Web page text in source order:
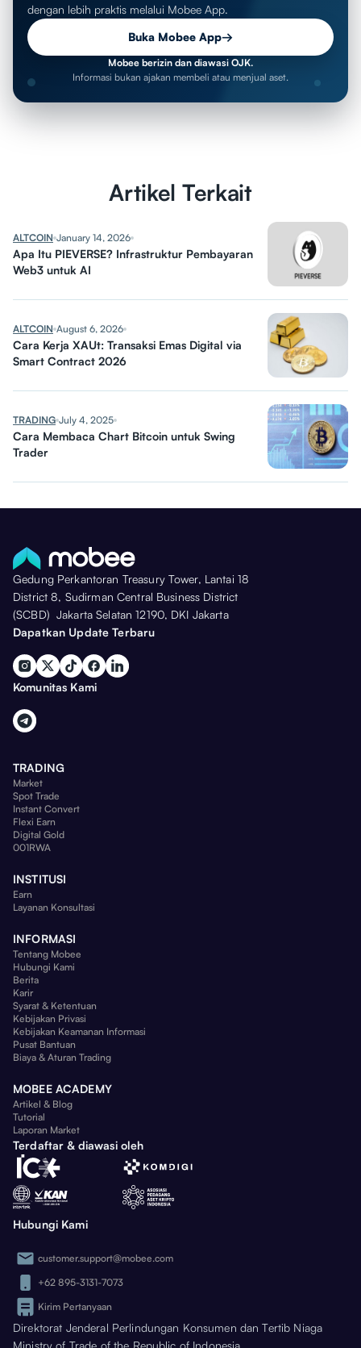
dengan lebih praktis melalui Mobee App.
Buka Mobee App→
Mobee berizin dan diawasi OJK.
Informasi bukan ajakan membeli atau menjual aset.
Artikel Terkait
ALTCOIN January 14, 2026
Apa Itu PIEVERSE? Infrastruktur Pembayaran
Web3 untuk AI
ALTCOIN August 6, 2026
Cara Kerja XAUt: Transaksi Emas Digital via
Smart Contract 2026
TRADING July 4, 2025
Cara Membaca Chart Bitcoin untuk Swing
Trader
Gedung Perkantoran Treasury Tower, Lantai 18
District 8, Sudirman Central Business District
(SCBD) Jakarta Selatan 12190, DKI Jakarta
Dapatkan Update Terbaru
Komunitas Kami
TRADING
Market
Spot Trade
Instant Convert
Flexi Earn
Digital Gold
001RWA
INSTITUSI
Earn
Layanan Konsultasi
INFORMASI
Tentang Mobee
Hubungi Kami
Berita
Karir
Syarat & Ketentuan
Kebijakan Privasi
Kebijakan Keamanan Informasi
Pusat Bantuan
Biaya & Aturan Trading
MOBEE ACADEMY
Artikel & Blog
Tutorial
Laporan Market
Terdaftar & diawasi oleh
Hubungi Kami
customer.support@mobee.com
+62 895-3131-7073
Kirim Pertanyaan
Direktorat Jenderal Perlindungan Konsumen dan Tertib Niaga
Ministry of Trade of the Republic of Indonesia